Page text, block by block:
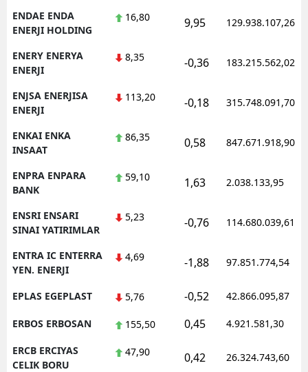
ENDAE ENDA
ENERJI HOLDING
16,80 9,95 129.938.107,26
ENERY ENERYA
ENERJI
8,35 -0,36 183.215.562,02
ENJSA ENERJISA
ENERJI
113,20 -0,18 315.748.091,70
ENKAI ENKA
INSAAT
86,35 0,58 847.671.918,90
ENPRA ENPARA
BANK
59,10 1,63 2.038.133,95
ENSRI ENSARI
SINAI YATIRIMLAR
5,23 -0,76 114.680.039,61
ENTRA IC ENTERRA
YEN. ENERJI
4,69 -1,88 97.851.774,54
EPLAS EGEPLAST 5,76 -0,52 42.866.095,87
ERBOS ERBOSAN 155,50 0,45 4.921.581,30
ERCB ERCIYAS
CELIK BORU
47,90 0,42 26.324.743,60